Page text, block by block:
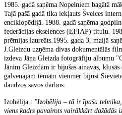
1985. gadā saņēma Nopelniem bagātā
Tajā pašā gadā tika iekļauts Šveices
enciklopēdijā. 1988. gadā saņēma
federācijas ekselences (EFIAP) titulu.
prēmijas laureāts.1995. gada 3. maijā
J.Gleizdu uzņēma divas dokumentālās
izdeva Jāņa Gleizda fotogrāfiju albumu
Jānim Gleizdam ir bijušas ainavas,
galvenajām tēmām vienmēr bijusi
daudzos savos darbos.
Izohēlija : "Izohēlija – tā ir īpaša
viens kadrs pavairots vairākkārt dažādās